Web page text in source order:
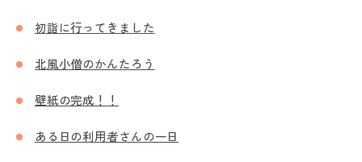
初詣に行ってきました
北風小僧のかんたろう
壁紙の完成！！
ある日の利用者さんの一日